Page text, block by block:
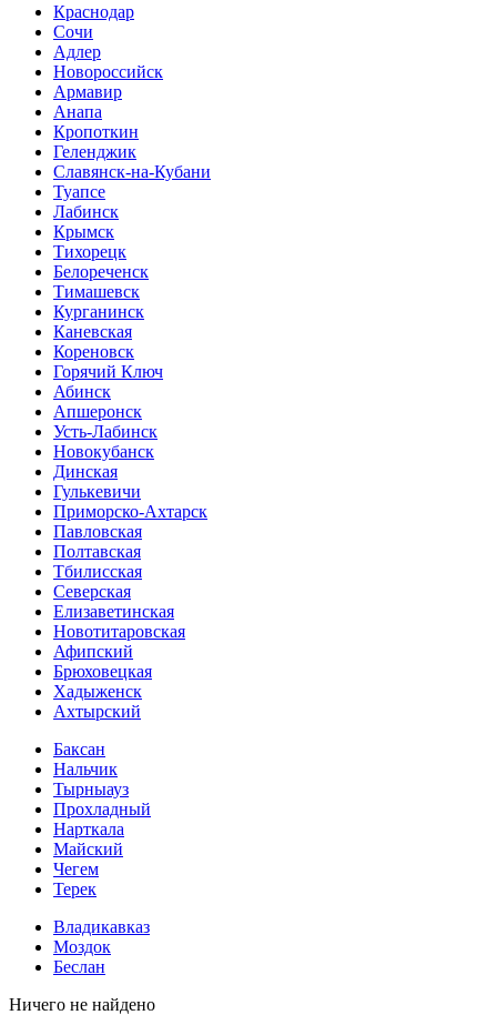
Краснодар
Сочи
Адлер
Новороссийск
Армавир
Анапа
Кропоткин
Геленджик
Славянск-на-Кубани
Туапсе
Лабинск
Крымск
Тихорецк
Белореченск
Тимашевск
Курганинск
Каневская
Кореновск
Горячий Ключ
Абинск
Апшеронск
Усть-Лабинск
Новокубанск
Динская
Гулькевичи
Приморско-Ахтарск
Павловская
Полтавская
Тбилисская
Северская
Елизаветинская
Новотитаровская
Афипский
Брюховецкая
Хадыженск
Ахтырский
Баксан
Нальчик
Тырныауз
Прохладный
Нарткала
Майский
Чегем
Терек
Владикавказ
Моздок
Беслан
Ничего не найдено